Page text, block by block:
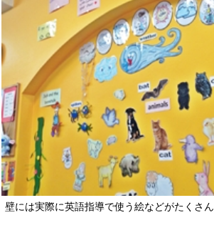
壁には実際に英語指導で使う絵などがたくさん